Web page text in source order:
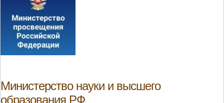
Министерство науки и высшего
образования РФ